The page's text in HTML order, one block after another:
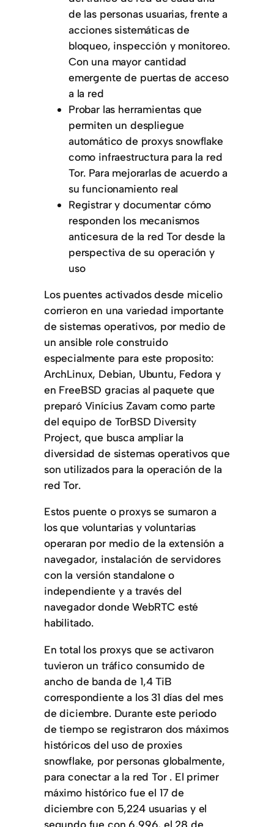
de las personas usuarias, frente a
acciones sistemáticas de
bloqueo, inspección y monitoreo.
Con una mayor cantidad
emergente de puertas de acceso
a la red
Probar las herramientas que
permiten un despliegue
automático de proxys snowflake
como infraestructura para la red
Tor. Para mejorarlas de acuerdo a
su funcionamiento real
Registrar y documentar cómo
responden los mecanismos
anticesura de la red Tor desde la
perspectiva de su operación y
uso
Los puentes activados desde micelio
corrieron en una variedad importante
de sistemas operativos, por medio de
un ansible role construido
especialmente para este proposito:
ArchLinux, Debian, Ubuntu, Fedora y
en FreeBSD gracias al paquete que
preparó Vinícius Zavam como parte
del equipo de TorBSD Diversity
Project, que busca ampliar la
diversidad de sistemas operativos que
son utilizados para la operación de la
red Tor.
Estos puente o proxys se sumaron a
los que voluntarias y voluntarias
operaran por medio de la extensión a
navegador, instalación de servidores
con la versión standalone o
independiente y a través del
navegador donde WebRTC esté
habilitado.
En total los proxys que se activaron
tuvieron un tráfico consumido de
ancho de banda de 1,4 TiB
correspondiente a los 31 días del mes
de diciembre. Durante este periodo
de tiempo se registraron dos máximos
históricos del uso de proxies
snowflake, por personas globalmente,
para conectar a la red Tor . El primer
máximo histórico fue el 17 de
diciembre con 5,224 usuarias y el
segundo fue con 6,996, el 28 de